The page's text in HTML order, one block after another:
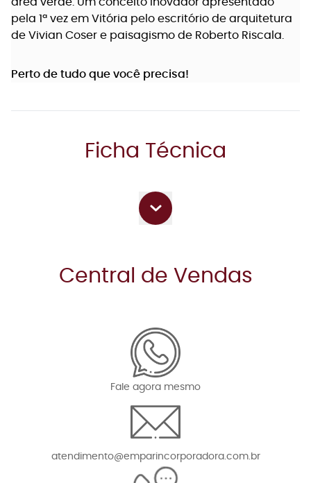
pela 1ª vez em Vitória pelo escritório de arquitetura
de Vivian Coser e paisagismo de Roberto Riscala.
Perto de tudo que você precisa!
Ficha Técnica
Central de Vendas
Fale agora mesmo
atendimento@emparincorporadora.com.br